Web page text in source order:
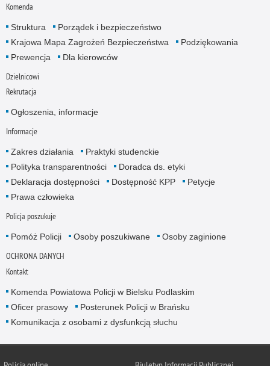
Komenda
Struktura
Porządek i bezpieczeństwo
Krajowa Mapa Zagrożeń Bezpieczeństwa
Podziękowania
Prewencja
Dla kierowców
Dzielnicowi
Rekrutacja
Ogłoszenia, informacje
Informacje
Zakres działania
Praktyki studenckie
Polityka transparentności
Doradca ds. etyki
Deklaracja dostępności
Dostępność KPP
Petycje
Prawa człowieka
Policja poszukuje
Pomóż Policji Osoby poszukiwane Osoby zaginione
OCHRONA DANYCH
Kontakt
Komenda Powiatowa Policji w Bielsku Podlaskim
Oficer prasowy
Posterunek Policji w Brańsku
Komunikacja z osobami z dysfunkcją słuchu